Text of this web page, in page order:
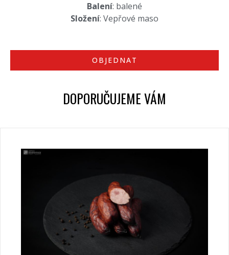
Balení: balené
Složení: Vepřové maso
OBJEDNAT
DOPORUČUJEME VÁM